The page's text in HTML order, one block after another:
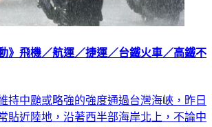
》飛機／航運／捷運／台鐵火車／高鐵不
持中颱或略強的強度通過台灣海峽，昨日
貼近陸地，沿著西半部海岸北上，不論中